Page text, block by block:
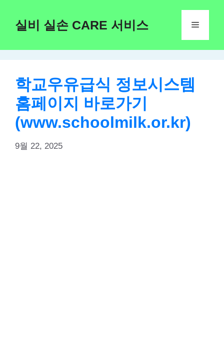
content
실비 실손 CARE 서비스 Menu
학교우유급식 정보시스템
홈페이지 바로가기
(www.schoolmilk.or.kr)
9월 22, 2025